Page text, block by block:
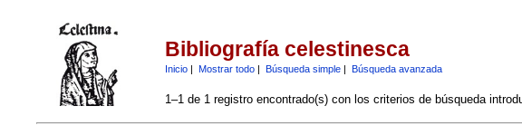
Bibliografía celestinesca
Inicio| Mostrar todo| Búsqueda simple| Búsqueda avanzada
1–1 de 1 registro encontrado(s) con los criterios de búsqueda